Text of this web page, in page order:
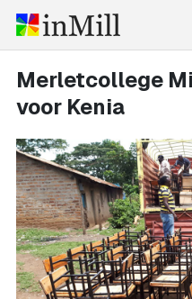
Merletcollege
voor Kenia